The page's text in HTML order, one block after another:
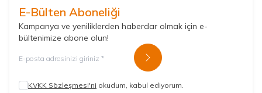
E-Bülten Aboneliği
Kampanya ve yeniliklerden haberdar olmak için e-
bültenimize abone olun!
Kayıt Ol
KVKK Sözleşmesi'ni okudum, kabul ediyorum.